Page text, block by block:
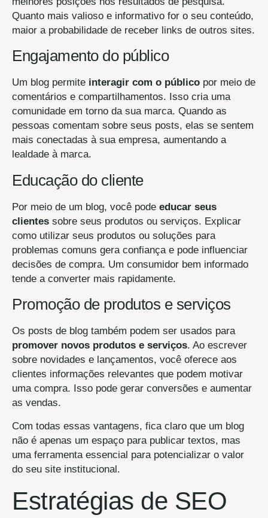
Quanto mais valioso e informativo for o seu conteúdo,
maior a probabilidade de receber links de outros sites.
Engajamento do público
Um blog permite interagir com o público por meio de
comentários e compartilhamentos. Isso cria uma
comunidade em torno da sua marca. Quando as
pessoas comentam sobre seus posts, elas se sentem
mais conectadas à sua empresa, aumentando a
lealdade à marca.
Educação do cliente
Por meio de um blog, você pode educar seus
clientes sobre seus produtos ou serviços. Explicar
como utilizar seus produtos ou soluções para
problemas comuns gera confiança e pode influenciar
decisões de compra. Um consumidor bem informado
tende a converter mais rapidamente.
Promoção de produtos e serviços
Os posts de blog também podem ser usados para
promover novos produtos e serviços. Ao escrever
sobre novidades e lançamentos, você oferece aos
clientes informações relevantes que podem motivar
uma compra. Isso pode gerar conversões e aumentar
as vendas.
Com todas essas vantagens, fica claro que um blog
não é apenas um espaço para publicar textos, mas
uma ferramenta essencial para potencializar o valor
do seu site institucional.
Estratégias de SEO